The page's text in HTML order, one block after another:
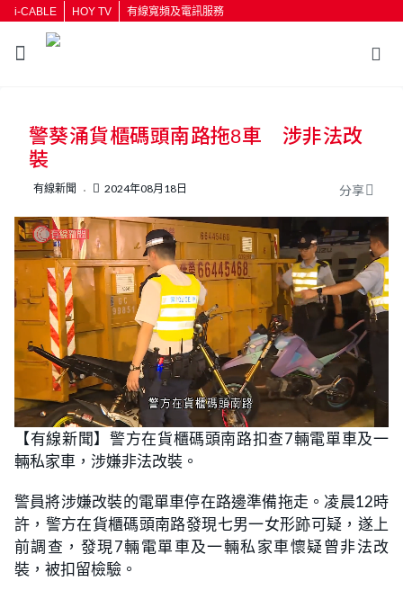
i-CABLE HOY TV 有線寬頻及電訊服務
按輸入鍵開始搜尋
警葵涌貨櫃碼頭南路拖8車 涉非法改
裝
有線新聞 2024年08月18日 分享
U
n
m
u
o
a
d
e
d
0
.
0
0
%
【有線新聞】警方在貨櫃碼頭南路扣查7輛電單車及一
輛私家車，涉嫌非法改裝。
警員將涉嫌改裝的電單車停在路邊準備拖走。凌晨12時
許，警方在貨櫃碼頭南路發現七男一女形跡可疑，遂上
前調查，發現7輛電單車及一輛私家車懷疑曾非法改
裝，被扣留檢驗。